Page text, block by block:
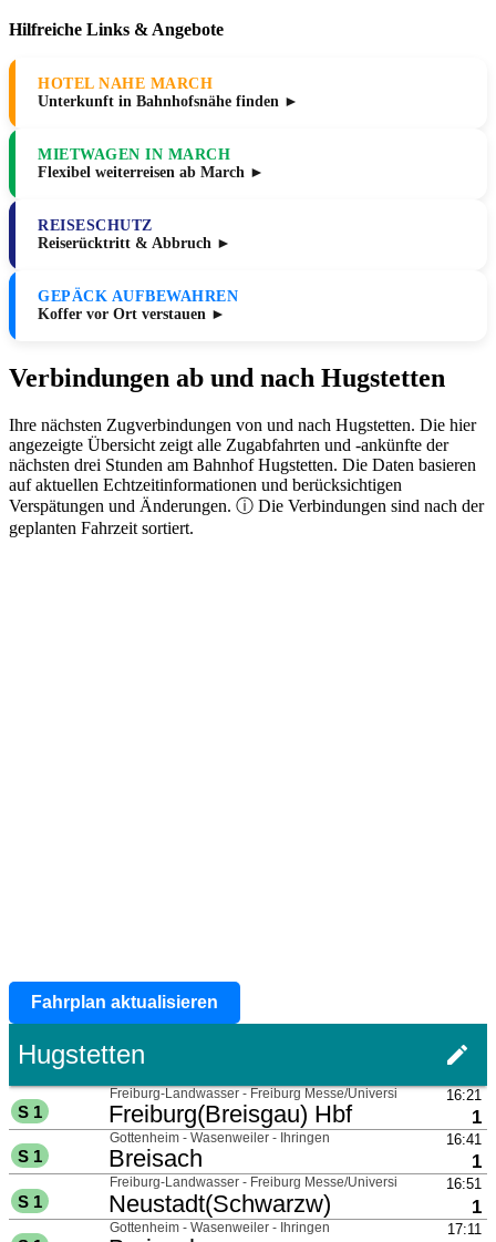
Hilfreiche Links & Angebote
HOTEL NAHE MARCH
Unterkunft in Bahnhofsnähe finden ►
MIETWAGEN IN MARCH
Flexibel weiterreisen ab March ►
REISESCHUTZ
Reiserücktritt & Abbruch ►
GEPÄCK AUFBEWAHREN
Koffer vor Ort verstauen ►
Verbindungen ab und nach Hugstetten
Ihre nächsten Zugverbindungen von und nach Hugstetten. Die hier
angezeigte Übersicht zeigt alle Zugabfahrten und -ankünfte der
nächsten drei Stunden am Bahnhof Hugstetten. Die Daten basieren
auf aktuellen Echtzeitinformationen und berücksichtigen
Verspätungen und Änderungen. ⓘ Die Verbindungen sind nach der
geplanten Fahrzeit sortiert.
Fahrplan aktualisieren